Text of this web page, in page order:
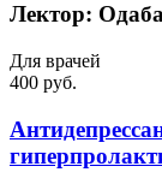
Лектор:
Для врачей
400 руб.